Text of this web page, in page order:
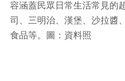
容涵蓋民眾日常生活常見的
司、三明治、漢堡、沙拉醬
食品等。圖：資料照